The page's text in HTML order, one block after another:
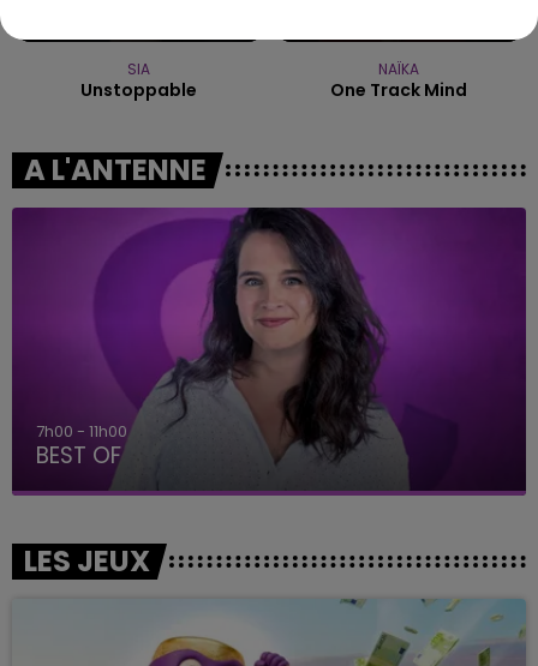
SIA
Unstoppable
NAÏKA
One Track Mind
A L'ANTENNE
11h00 - 16h00
Le week-end Champagne FM
LES JEUX